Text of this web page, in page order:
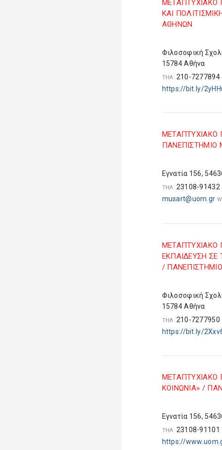
ΚΑΙ
ΑΘΗΝΩΝ
Φιλοσοφική
15784 Αθήνα
ΤΗΛ 210-
https://bit.ly/
ΠΑΝΕΠΙΣΤΗΜΙΟ
Εγνατία 156,
ΤΗΛ 23108-
musart@uom.gr
ΕΚΠΑΙΔΕΥΣΗ ΣΕ
/
Φιλοσοφική
15784 Αθήνα
ΤΗΛ 210-
https://bit.ly/
ΚΟΙΝΩΝΙΑ» /
Εγνατία 156,
ΤΗΛ 23108-
https://